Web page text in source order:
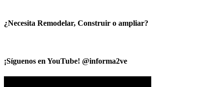
¿Necesita Remodelar, Construir o ampliar?
¡Síguenos en YouTube! @informa2ve